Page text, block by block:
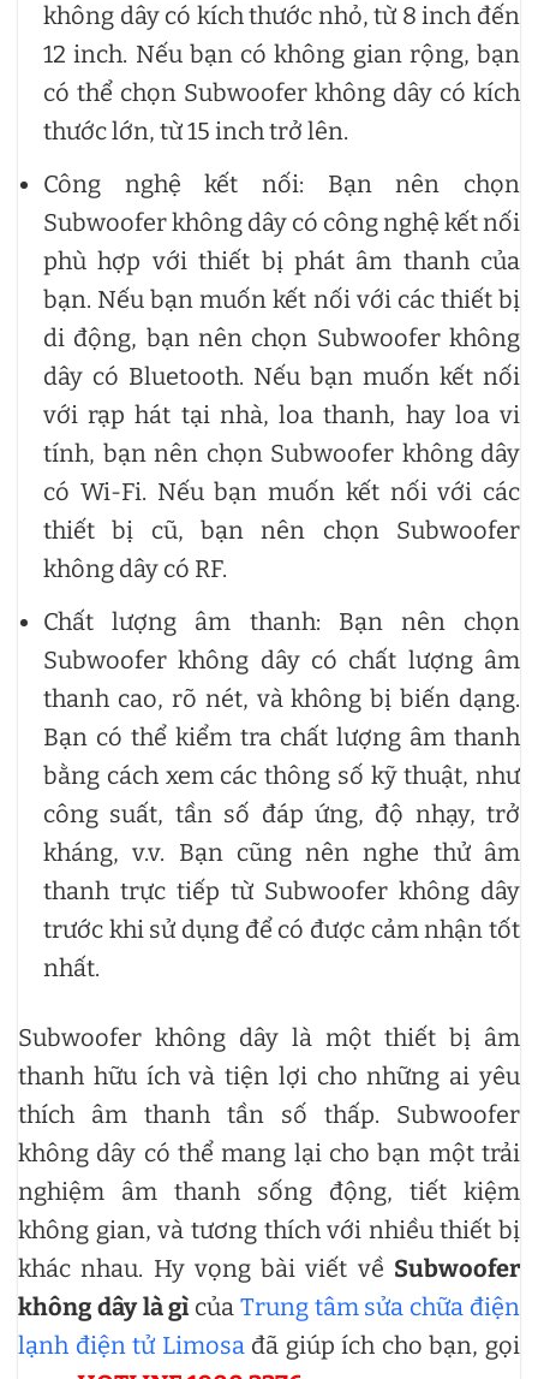
không dây có kích thước nhỏ, từ 8 inch đến
12 inch. Nếu bạn có không gian rộng, bạn
có thể chọn Subwoofer không dây có kích
thước lớn, từ 15 inch trở lên.
Công nghệ kết nối: Bạn nên chọn
Subwoofer không dây có công nghệ kết nối
phù hợp với thiết bị phát âm thanh của
bạn. Nếu bạn muốn kết nối với các thiết bị
di động, bạn nên chọn Subwoofer không
dây có Bluetooth. Nếu bạn muốn kết nối
với rạp hát tại nhà, loa thanh, hay loa vi
tính, bạn nên chọn Subwoofer không dây
có Wi-Fi. Nếu bạn muốn kết nối với các
thiết bị cũ, bạn nên chọn Subwoofer
không dây có RF.
Chất lượng âm thanh: Bạn nên chọn
Subwoofer không dây có chất lượng âm
thanh cao, rõ nét, và không bị biến dạng.
Bạn có thể kiểm tra chất lượng âm thanh
bằng cách xem các thông số kỹ thuật, như
công suất, tần số đáp ứng, độ nhạy, trở
kháng, v.v. Bạn cũng nên nghe thử âm
thanh trực tiếp từ Subwoofer không dây
trước khi sử dụng để có được cảm nhận tốt
nhất.
Subwoofer không dây là một thiết bị âm
thanh hữu ích và tiện lợi cho những ai yêu
thích âm thanh tần số thấp. Subwoofer
không dây có thể mang lại cho bạn một trải
nghiệm âm thanh sống động, tiết kiệm
không gian, và tương thích với nhiều thiết bị
khác nhau. Hy vọng bài viết về Subwoofer
không dây là gì của Trung tâm sửa chữa điện
lạnh điện tử Limosađã giúp ích cho bạn, gọi